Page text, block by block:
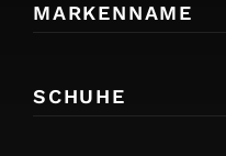
MARKENNAME
SCHUHE